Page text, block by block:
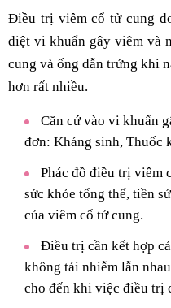
Điều trị viêm cổ tử cung
diệt vi khuẩn gây viêm và
cung và ống dẫn trứng khi
hơn rất nhiều.
Căn cứ vào vi khuẩn
đơn: Kháng sinh, Thuốc
Phác đồ điều trị viêm
sức khỏe tổng thể, tiền
của viêm cổ tử cung.
Điều trị cần kết hợp
không tái nhiễm lẫn
cho đến khi việc điều trị